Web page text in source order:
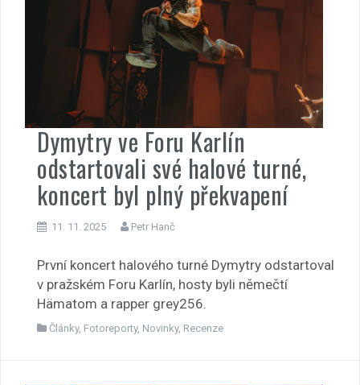
Dymytry ve Foru Karlín
odstartovali své halové turné,
koncert byl plný překvapení
11. 11. 2025 Petr Hanč
První koncert halového turné Dymytry odstartoval
v pražském Foru Karlín, hosty byli němečtí
Hämatom a rapper grey256.
Články, Fotoreporty, Novinky, Recenze